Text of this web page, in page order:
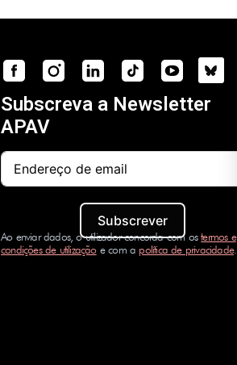
Subscreva a Newsletter
APAV
Subscrever
Ao enviar dados, o utilizador concorda com ostermos e
condições de utilizaçãoe com a política de privacidade.